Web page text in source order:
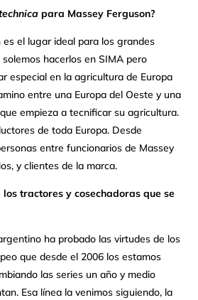
para Massey Ferguson?
es el lugar ideal para los grandes
hacerlos en SIMA pero
especial en la agricultura de Europa
entre una Europa del Oeste y una
empieza a tecnificar su agricultura.
de toda Europa. Desde
entre funcionarios de Massey
y clientes de la marca.
los tractores y cosechadoras que se
ha probado las virtudes de los
que desde el 2006 los estamos
las series un año y medio
Esa línea la venimos siguiendo, la